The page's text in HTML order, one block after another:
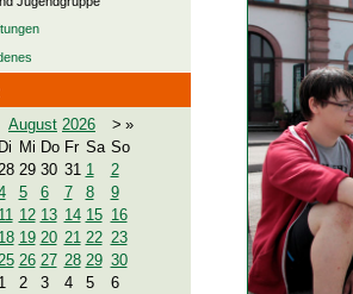
August 2026 > »
Di Mi Do Fr Sa So
29 30 31 1
2
5 6 7 8
9
11 12 13 14 15 16
18 19 20 21 22 23
26 27 28 29 30
1 2 3 4 5 6